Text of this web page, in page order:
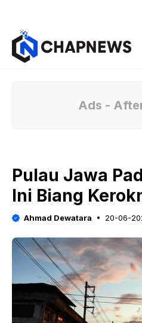
Ads -
Pulau Jawa
Ini Biang
Ahmad Dewatara 20-06-